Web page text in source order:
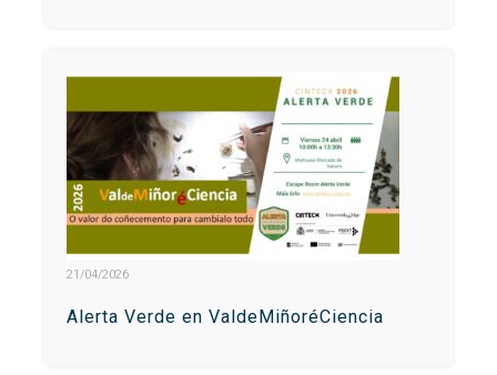
21/04/2026
Alerta Verde en ValdeMiñoréCiencia